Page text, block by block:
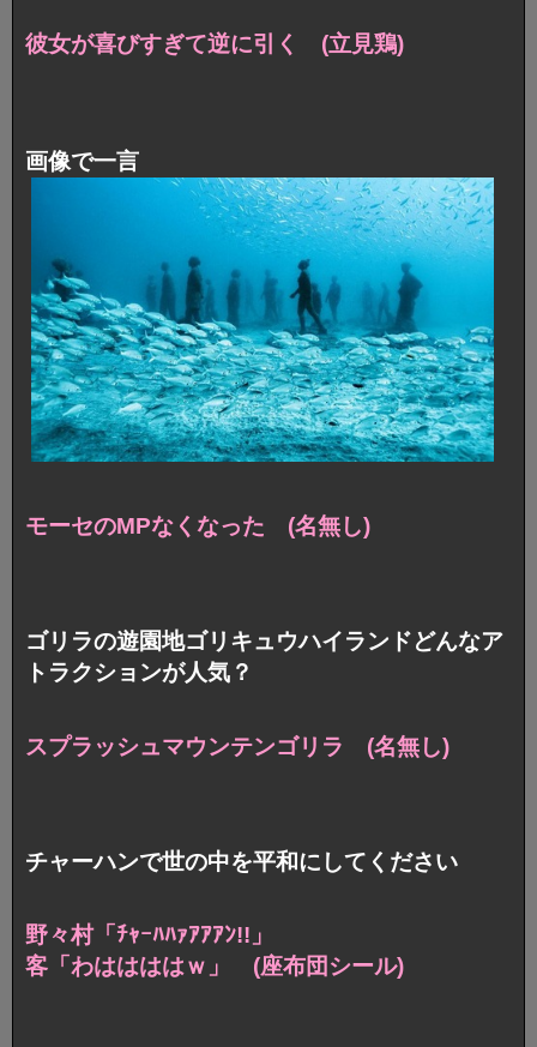
彼女が喜びすぎて逆に引く (立見鶏)
画像で一言
モーセのMPなくなった (名無し)
ゴリラの遊園地ゴリキュウハイランドどんなア
トラクションが人気？
スプラッシュマウンテンゴリラ (名無し)
チャーハンで世の中を平和にしてください
野々村「ﾁｬｰﾊﾊｧｱｱｱﾝ!!」
客「わははははｗ」 (座布団シール)